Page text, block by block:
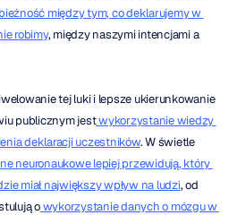
między tym, co deklarujemy w
robimy, między naszymi intencjami a
tej luki i lepsze ukierunkowanie
publicznym jest wykorzystanie wiedzy
deklaracji uczestników. W świetle
neuronaukowe lepiej przewidują, który
miał największy wpływ na ludzi, od
o wykorzystanie danych o mózgu w